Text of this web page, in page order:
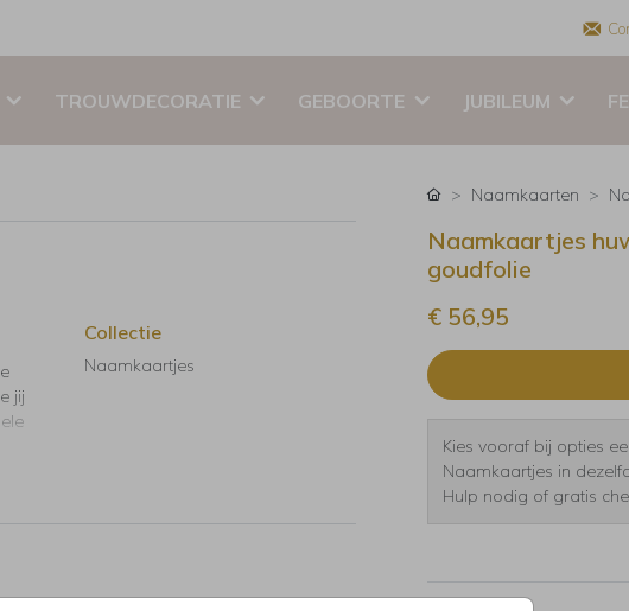
TROUWDECORATIE GEBOORTE JUBILEUM
jij
Collectie
Naamkaartjes
Naamkaarten
Naamkaartjes
goudfolie
€ 56,95
Kies vooraf bij opties
Naamkaartjes in
Hulp nodig of gratis